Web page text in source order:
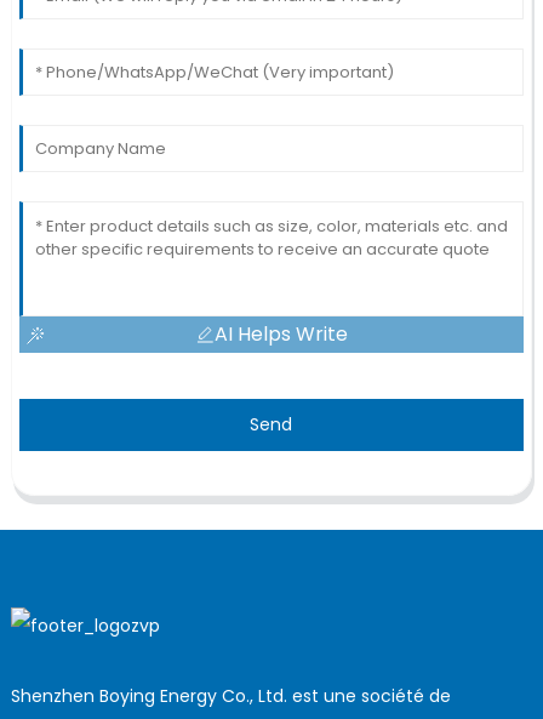
AI Helps Write
Send
Shenzhen Boying Energy Co., Ltd. est une société de